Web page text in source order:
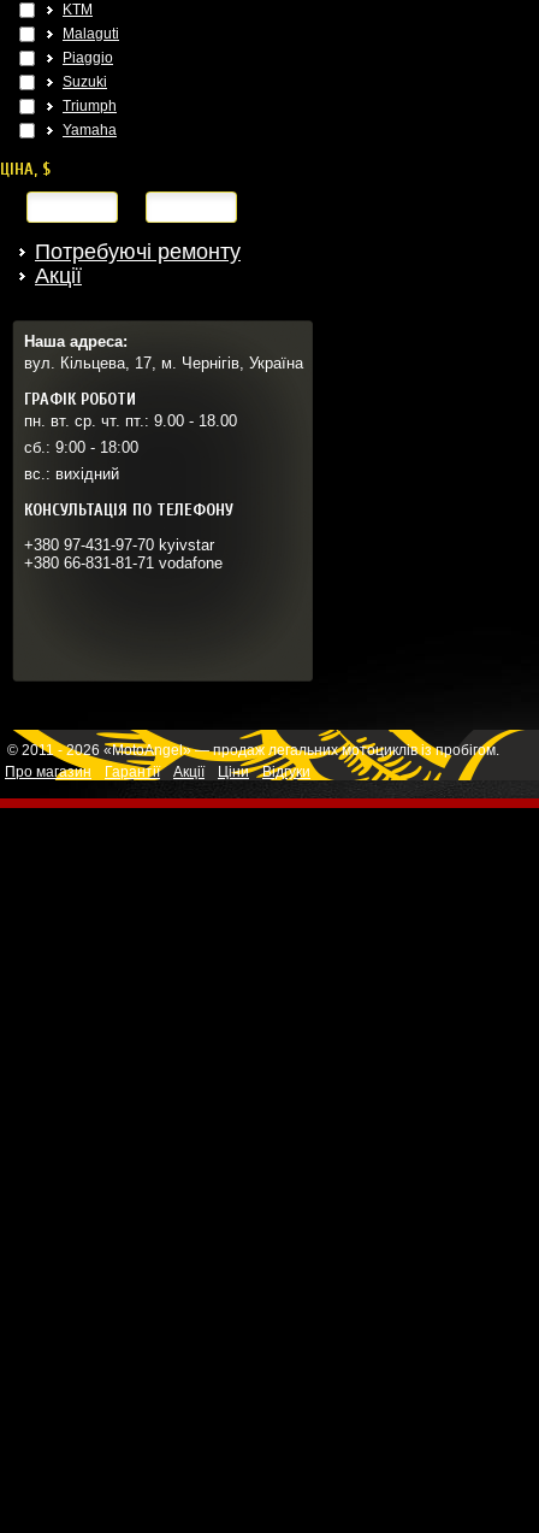
KTM
Malaguti
Piaggio
Suzuki
Triumph
Yamaha
ЦІНА, $
Потребуючі ремонту
Акції
Наша адреса:
вул. Кільцева, 17, м. Чернігів, Україна
ГРАФІК РОБОТИ
пн. вт. ср. чт. пт.: 9.00 - 18.00
сб.: 9:00 - 18:00
вс.: вихідний
КОНСУЛЬТАЦІЯ ПО ТЕЛЕФОНУ
+380 97-431-97-70 kyivstar
+380 66-831-81-71 vodafone
© 2011 - 2026 «MotoAngel» — продаж легальних мотоциклів із пробігом.
Про магазин
Гарантії Акції Ціни Відгуки